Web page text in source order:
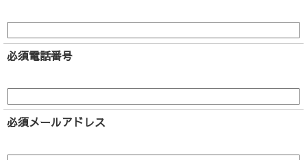
必須電話番号
必須メールアドレス